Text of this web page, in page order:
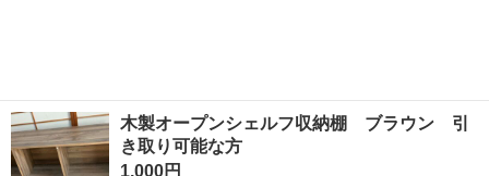
木製オープンシェルフ収納棚 ブラウン 引
き取り可能な方
1,000円